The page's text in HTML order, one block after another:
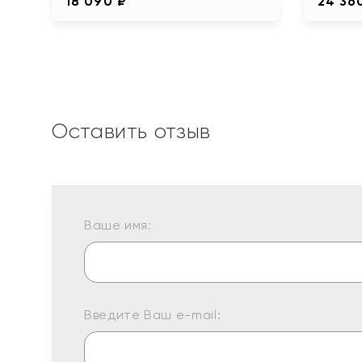
Оставить отзыв
Ваше имя:
Введите Ваш e-mail: